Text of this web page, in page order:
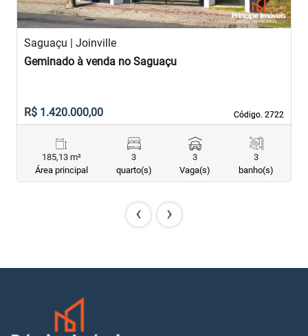
Saguaçu | Joinville
Código. 2722
Código. 2722
Geminado à venda no Saguaçu
R$ 1.420.000,00
185,13 m²
Área principal
3
quarto(s)
3
Vaga(s)
3
banho(s)
‹ ›